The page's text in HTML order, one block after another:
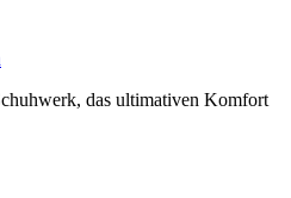
das ultimativen Komfort